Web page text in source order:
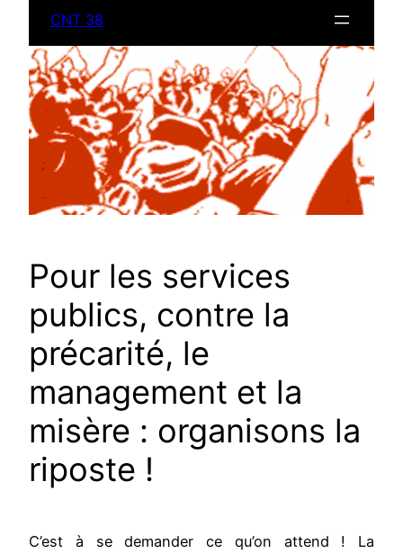
CNT 38
Pour les services
publics, contre la
précarité, le
management et la
misère : organisons la
riposte !
C’est à se demander ce qu’on attend ! La